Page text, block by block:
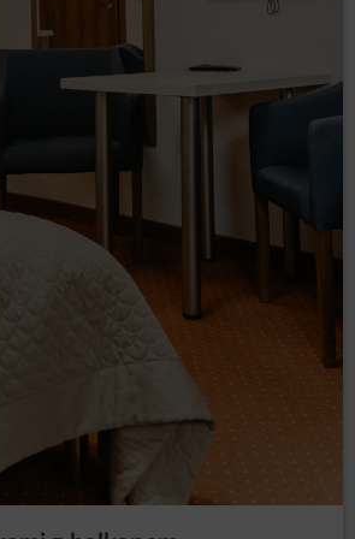
niezależnych od obiektu dostawy
c.o. – czy emisjami hałasu z sąsiednich
mogą przebywać tylko ustalona w rezerwacji
została dokonana potwierdzona opłata
koszty doprowadzenia lokalu
jego użytkowanie czy innych
wartość roszczeń przekracza wysokość
Klient zobowiązany jest niezwłocznie pokryć
na szkodę cudzej własności,
chuligańskiego zachowania czy
Regulaminu obiektu CONCIERGE ma
wypowiedzenia umowy najmu
i usunięcia wszystkich osób
do przestrzegania Regulaminu
przebywając na terenie danego
MATERIALNA I NIEMATERIALNA